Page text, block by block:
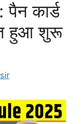
कार्ड
हुआ शुरू